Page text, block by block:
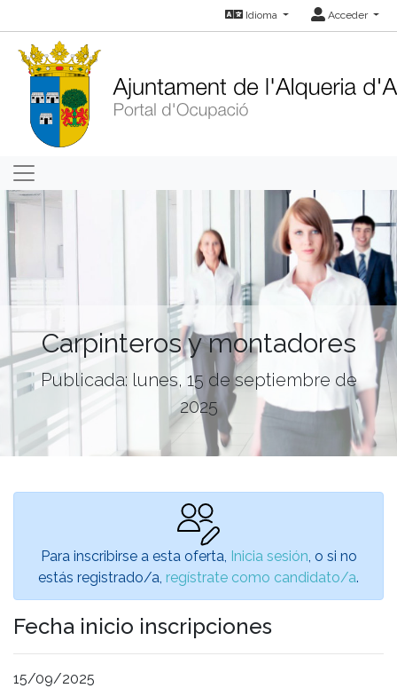
Idioma Acceder
Carpinteros y montadores
Publicada: lunes, 15 de septiembre de
2025
Para inscribirse a esta oferta, Inicia sesión , o si no
estás registrado/a, regístrate como candidato/a.
Fecha inicio inscripciones
15/09/2025